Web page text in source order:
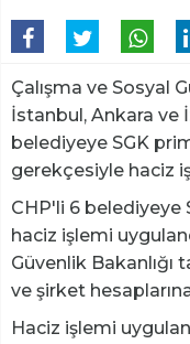
Çalışma ve Sosyal
İstanbul, Ankara ve
belediyeye SGK
gerekçesiyle haciz
CHP'li 6 belediyeye
haciz işlemi
Güvenlik
ve şirket
Haciz işlemi